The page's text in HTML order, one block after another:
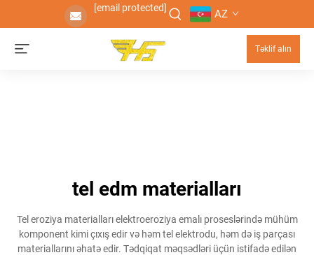
[email protected] AZ
Təklif alın
tel edm materialları
Tel eroziya materialları elektroeroziya emalı proseslərində mühüm
komponent kimi çıxış edir və həm tel elektrodu, həm də iş parçası
materiallarını əhatə edir. Tədqiqat məqsədləri üçün istifadə edilən